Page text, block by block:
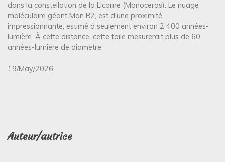
dans la constellation de la Licorne (Monoceros). Le nuage
moléculaire géant Mon R2, est d’une proximité
impressionnante, estimé à seulement environ 2 400 années-
lumière. À cette distance, cette toile mesurerait plus de 60
années-lumière de diamètre.
19/May/2026
Auteur/autrice